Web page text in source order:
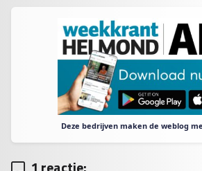
Deze bedrijven maken de weblog